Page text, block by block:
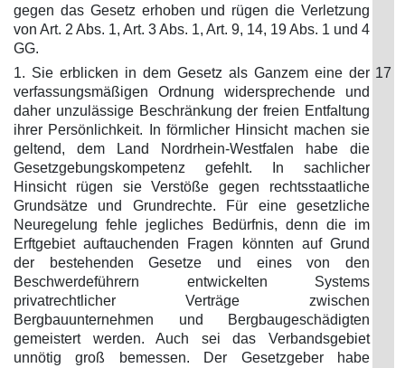
gegen das Gesetz erhoben und rügen die Verletzung
von Art. 2 Abs. 1, Art. 3 Abs. 1, Art. 9, 14, 19 Abs. 1 und 4
GG.
1. Sie erblicken in dem Gesetz als Ganzem eine der
verfassungsmäßigen Ordnung widersprechende und
daher unzulässige Beschränkung der freien Entfaltung
ihrer Persönlichkeit. In förmlicher Hinsicht machen sie
geltend, dem Land Nordrhein-Westfalen habe die
Gesetzgebungskompetenz gefehlt. In sachlicher
Hinsicht rügen sie Verstöße gegen rechtsstaatliche
Grundsätze und Grundrechte. Für eine gesetzliche
Neuregelung fehle jegliches Bedürfnis, denn die im
Erftgebiet auftauchenden Fragen könnten auf Grund
der bestehenden Gesetze und eines von den
Beschwerdeführern entwickelten Systems
privatrechtlicher Verträge zwischen
Bergbauunternehmen und Bergbaugeschädigten
gemeistert werden. Auch sei das Verbandsgebiet
unnötig groß bemessen. Der Gesetzgeber habe
17